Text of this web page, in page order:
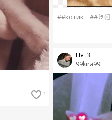
1
##котик ##🤘🏻
99kira99
Ня :3